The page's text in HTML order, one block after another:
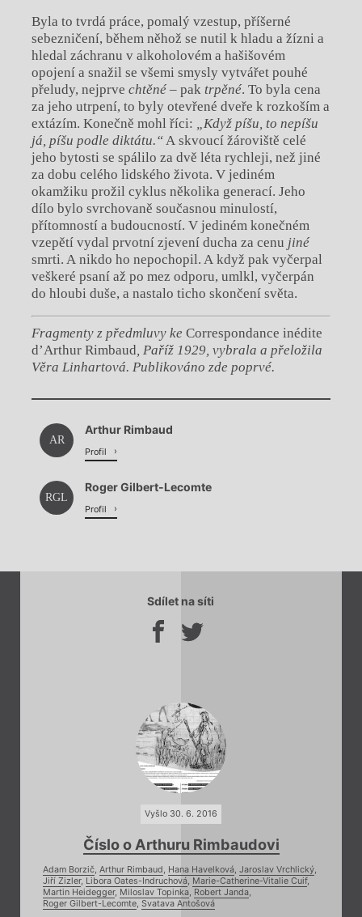
Byla to tvrdá práce, pomalý vzestup, příšerné
sebezničení, během něhož se nutil k hladu a žízni a
hledal záchranu v alkoholovém a hašišovém
opojení a snažil se všemi smysly vytvářet pouhé
přeludy, nejprve chtěné– pak trpěné. To byla cena
za jeho utrpení, to byly otevřené dveře k rozkoším a
extázím. Konečně mohl říci: „Když píšu, to nepíšu
já, píšu podle diktátu.“A skvoucí žároviště celé
jeho bytosti se spálilo za dvě léta rychleji, než jiné
za dobu celého lidského života. V jediném
okamžiku prožil cyklus několika generací. Jeho
dílo bylo svrchovaně současnou minulostí,
přítomností a budoucností. V jediném konečném
vzepětí vydal prvotní zjevení ducha za cenu jiné
smrti. A nikdo ho nepochopil. A když pak vyčerpal
veškeré psaní až po mez odporu, umlkl, vyčerpán
do hloubi duše, a nastalo ticho skončení světa.
Fragmenty z předmluvy ke Correspondance inédite
d’Arthur Rimbaud , Paříž 1929, vybrala a přeložila
Věra Linhartová. Publikováno zde poprvé.
Chviličku.
Načítá se.
AR
Arthur Rimbaud
Profil
RGL
Roger Gilbert-Lecomte
Profil
Sdílet na síti
Vyšlo 30. 6. 2016
Číslo o Arthuru Rimbaudovi
Adam Borzič, Arthur Rimbaud , Hana Havelková, Jaroslav Vrchlický,
Jiří Zizler, Libora Oates-Indruchová, Marie-Catherine-Vitalie Cuif,
Martin Heidegger, Miloslav Topinka, Robert Janda,
Roger Gilbert-Lecomte, Svatava Antošová